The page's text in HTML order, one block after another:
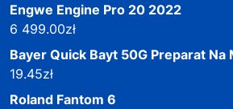
Engwe Engine Pro 20 2022
6 499.00zł
Bayer Quick Bayt 50G Preparat Na
19.45zł
Roland Fantom 6